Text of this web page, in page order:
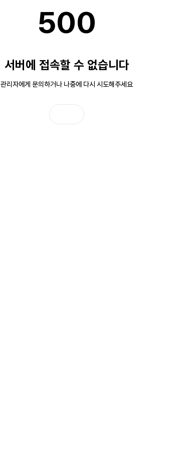
500
서버에 접속할 수 없습니다
관리자에게 문의하거나 나중에 다시 시도해주세요